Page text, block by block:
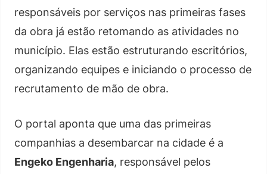
responsáveis por serviços nas primeiras fases
da obra já estão retomando as atividades no
município. Elas estão estruturando escritórios,
organizando equipes e iniciando o processo de
recrutamento de mão de obra.
O portal aponta que uma das primeiras
companhias a desembarcar na cidade é a
Engeko Engenharia, responsável pelos